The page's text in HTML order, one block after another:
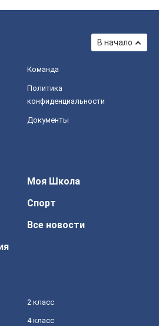
В начало
Команда
Политика
конфиденциальности
Документы
Моя Школа
Спорт
Все новости
2 класс
4 класс